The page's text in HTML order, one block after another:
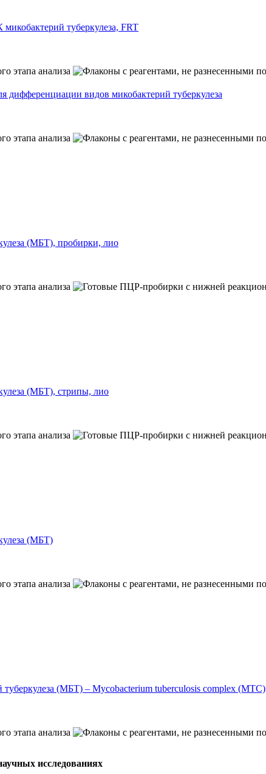
туберкулеза, FRT
видов микобактерий туберкулеза
(МБТ), пробирки, лио
(МБТ), стрипы, лио
(МБТ)
(МБТ) – Mycobacterium tuberculosis complex (MTC)
исследованиях